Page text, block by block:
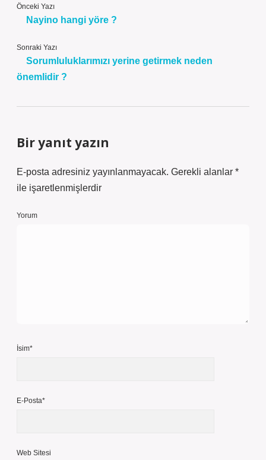
Önceki Yazı
Nayino hangi yöre ?
Sonraki Yazı
Sorumluluklarımızı yerine getirmek neden
önemlidir ?
Bir yanıt yazın
E-posta adresiniz yayınlanmayacak. Gerekli alanlar *
ile işaretlenmişlerdir
Yorum
İsim*
E-Posta*
Web Sitesi